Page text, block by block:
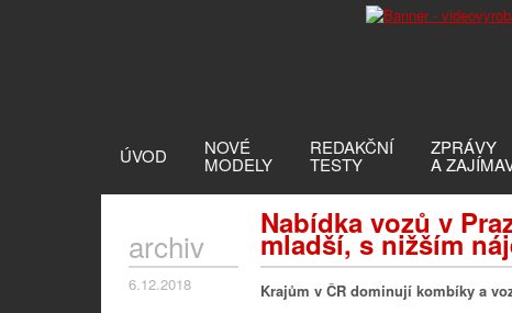
ÚVOD NOVÉ
MODELY
REDAKČNÍ
TESTY
ZPRÁVY
A
Nabídka vozů v
mladší, s nižším
archiv
6.12.2018
Krajům v ČR dominují kombíky a